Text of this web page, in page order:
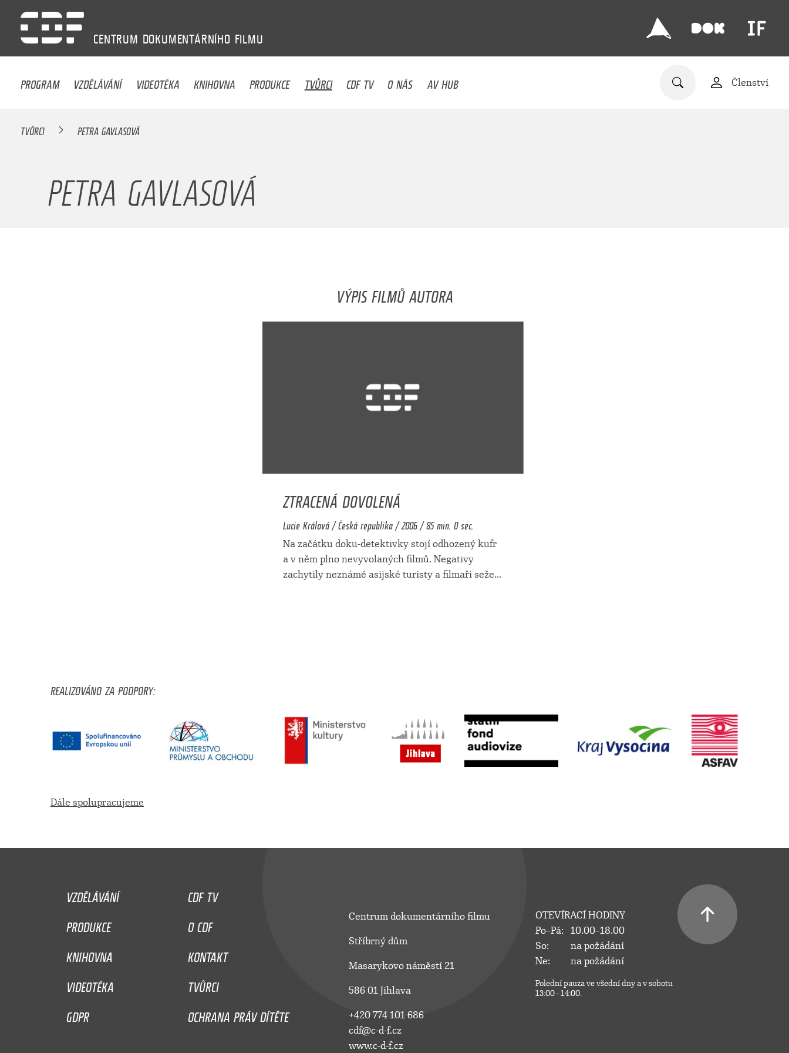
CENTRUM DOKUMENTÁRNÍHO FILMU
PROGRAM VZDĚLÁVÁNÍ VIDEOTÉKA KNIHOVNA PRODUKCE TVŮRCI CDF TV O NÁS AV HUB Členství
TVŮRCI PETRA GAVLASOVÁ
PETRA GAVLASOVÁ
VÝPIS FILMŮ AUTORA
ZTRACENÁ DOVOLENÁ
Lucie Králová / Česká republika / 2006 / 85 min. 0 sec.
Na začátku doku-detektivky stojí odhozený kufr
a v něm plno nevyvolaných filmů. Negativy
zachytily neznámé asijské turisty a filmaři seže...
REALIZOVÁNO ZA PODPORY:
Dále spolupracujeme
VZDĚLÁVÁNÍ
CDF TV
PRODUKCE
O CDF
KNIHOVNA
KONTAKT
VIDEOTÉKA
TVŮRCI
GDPR
OCHRANA PRÁV DÍTĚTE
Centrum dokumentárního filmu
Stříbrný dům
Masarykovo náměstí 21
586 01 Jihlava
+420 774 101 686
cdf@c-d-f.cz
www.c-d-f.cz
OTEVÍRACÍ HODINY
Po–Pá:
10.00–18.00
So:
na požádání
Ne:
na požádání
Polední pauza ve všední dny a v sobotu
13:00 - 14:00.